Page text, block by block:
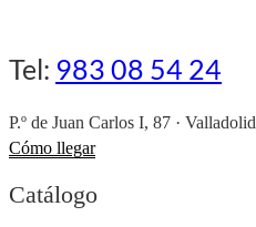
Tel: 983 08 54 24
P.º de Juan Carlos I, 87 · Valladolid
Cómo llegar
Catálogo